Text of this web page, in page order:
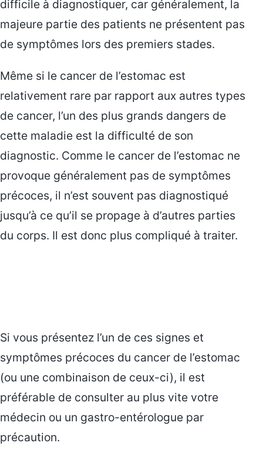
difficile à diagnostiquer, car généralement, la
majeure partie des patients ne présentent pas
de symptômes lors des premiers stades.
Même si le cancer de l’estomac est
relativement rare par rapport aux autres types
de cancer, l’un des plus grands dangers de
cette maladie est la difficulté de son
diagnostic. Comme le cancer de l’estomac ne
provoque généralement pas de symptômes
précoces, il n’est souvent pas diagnostiqué
jusqu’à ce qu’il se propage à d’autres parties
du corps. Il est donc plus compliqué à traiter.
Si vous présentez l’un de ces signes et
symptômes précoces du cancer de l’estomac
(ou une combinaison de ceux-ci), il est
préférable de consulter au plus vite votre
médecin ou un gastro-entérologue par
précaution.